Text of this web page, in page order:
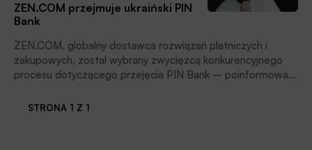
ZEN.COM przejmuje ukraiński PIN
Bank
ZEN.COM, globalny dostawca rozwiązań płatniczych i
zakupowych, został wybrany zwycięzcą konkurencyjnego
procesu dotyczącego przejęcia PIN Bank – poinformował
Фонд гарантування вкладів фізичних осіб ), czytamy w
STRONA 1 Z 1